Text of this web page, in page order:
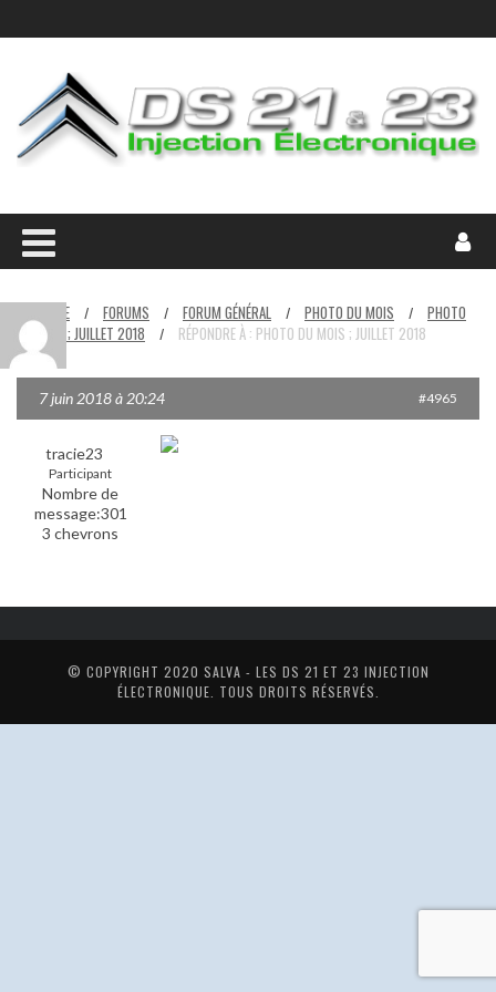
HOME / FORUMS / FORUM GÉNÉRAL / PHOTO DU MOIS /
PHOTO
DU MOIS ; JUILLET 2018
/ RÉPONDRE À : PHOTO DU MOIS ; JUILLET 2018
7 juin 2018 à 20:24 #4965
tracie23
Participant
Nombre de
message:301
3 chevrons
© COPYRIGHT 2020 SALVA - LES DS 21 ET 23 INJECTION
ÉLECTRONIQUE . TOUS DROITS RÉSERVÉS.